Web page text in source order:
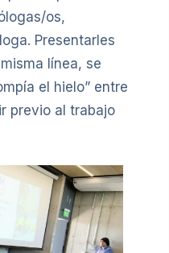
os,
Presentarles
línea, se
el hielo” entre
previo al trabajo